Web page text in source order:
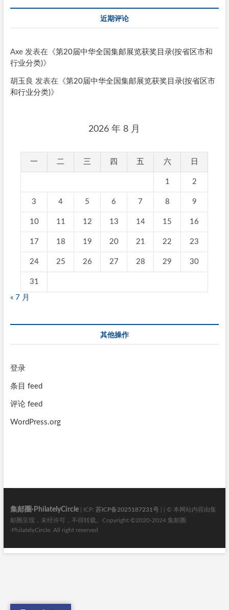
近期评论
Axe发表在《第20届中华全国集邮展览获奖目录(按省区市和
行业分类)》
胡玉良 发表在《第20届中华全国集邮展览获奖目录(按省区市
和行业分类)》
2026 年 8 月
一 二 三 四 五 六 日
1 2
3 4 5 6 7 8 9
10 11 12 13 14 15 16
17 18 19 20 21 22 23
24 25 26 27 28 29 30
31
« 7 月
其他操作
登录
条目 feed
评论 feed
WordPress.org
集邮圈·PhilatelyCircle| ICP: 苏ICP备2025187231号| | © 本网站内容由集
邮圈呈现，未经许可，不得转载。Copyright ©2020-2024 集邮圈
·PhilatelyCircle. All right reserved